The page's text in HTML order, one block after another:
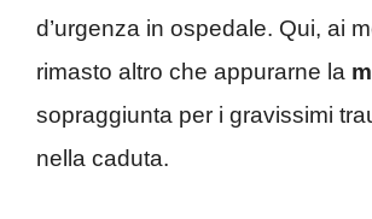
d’urgenza in ospedale. Qui, ai
rimasto altro che appurarne la
sopraggiunta per i gravissimi
nella caduta.